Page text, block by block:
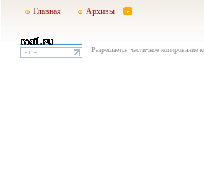
Главная Архивы
Разрешается частичное копирование